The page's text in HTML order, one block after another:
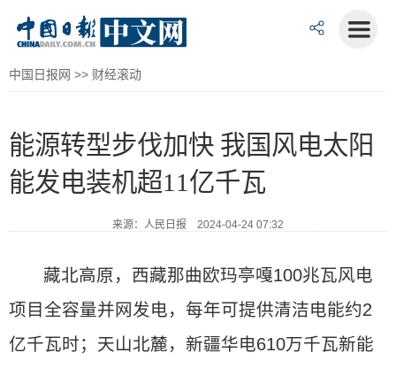
中国日报网 >> 财经滚动
能源转型步伐加快 我国风电太阳
能发电装机超11亿千瓦
来源：人民日报 2024-04-24 07:32
藏北高原，西藏那曲欧玛亭嘎100兆瓦风电
项目全容量并网发电，每年可提供清洁电能约2
亿千瓦时；天山北麓，新疆华电610万千瓦新能